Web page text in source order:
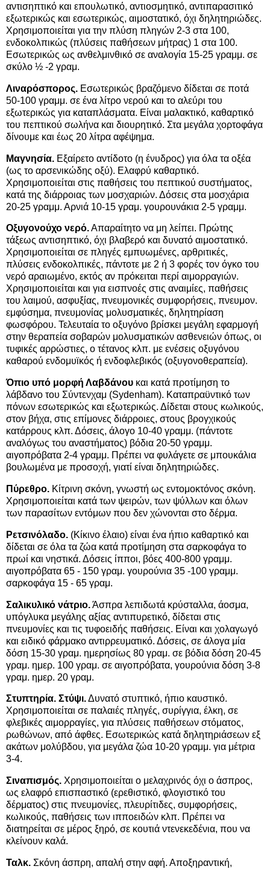
αντισηπτικό και επουλωτικό, αντιοσμητικό, αντιπαρασιτικό
εξωτερικώς και εσωτερικώς, αιμοστατικό, όχι δηλητηριώδες.
Χρησιμοποιείται για την πλύση πληγών 2-3 στα 100,
ενδοκολπικώς (πλύσεις παθήσεων μήτρας) 1 στα 100.
Εσωτερικώς ως ανθελμινθικό σε αναλογία 15-25 γραμμ. σε
σκύλο ½ -2 γραμ.
Λιναρόσπορος. Εσωτερικώς βραζόμενο δίδεται σε ποτά
50-100 γραμμ. σε ένα λίτρο νερού και το αλεύρι του
εξωτερικώς για καταπλάσματα. Είναι μαλακτικό, καθαρτικό
του πεπτικού σωλήνα και διουρητικό. Στα μεγάλα χορτοφάγα
δίνουμε και έως 20 λίτρα αφέψημα.
Μαγνησία. Εξαίρετο αντίδοτο (η ένυδρος) για όλα τα οξέα
(ως το αρσενικώδης οξύ). Ελαφρύ καθαρτικό.
Χρησιμοποιείται στις παθήσεις του πεπτικού συστήματος,
κατά της διάρροιας των μοσχαριών. Δόσεις στα μοσχάρια
20-25 γραμμ. Αρνιά 10-15 γραμ. γουρουνάκια 2-5 γραμμ.
Οξυγονούχο νερό.Απαραίτητο να μη λείπει. Πρώτης
τάξεως αντισηπτικό, όχι βλαβερό και δυνατό αιμοστατικό.
Χρησιμοποιείται σε πληγές εμπυωμένες, αρθριτικές,
πλύσεις ενδοκολπικές, πάντοτε με 2 ή 3 φορές τον όγκο του
νερό αραιωμένο, εκτός αν πρόκειται περί αιμορραγιών.
Χρησιμοποιείται και για εισπνοές στις αναιμίες, παθήσεις
του λαιμού, ασφυξίας, πνευμονικές συμφορήσεις, πνευμον.
εμφύσημα, πνευμονίας μολυσματικές, δηλητηρίαση
φωσφόρου. Τελευταία το οξυγόνο βρίσκει μεγάλη εφαρμογή
στην θεραπεία σοβαρών μολυσματικών ασθενειών όπως, οι
τυφικές αρρώστιες, ο τέτανος κλπ. με ενέσεις οξυγόνου
καθαρού ενδομυϊκός ή ενδοφλεβικός (οξυγονοθεραπεία).
Όπιο υπό μορφή Λαβδάνου και κατά προτίμηση το
λάβδανο του Σύντενχαμ (Sydenham). Καταπραϋντικό των
πόνων εσωτερικώς και εξωτερικώς. Δίδεται στους κωλικούς,
στον βήχα, στις επίμονες διάρροιες, στους βρογχικούς
κατάρρους κλπ. Δόσεις, άλογο 10-40 γραμμ. (πάντοτε
αναλόγως του αναστήματος) βόδια 20-50 γραμμ.
αιγοπρόβατα 2-4 γραμμ. Πρέπει να φυλάγετε σε μπουκάλια
βουλωμένα με προσοχή, γιατί είναι δηλητηριώδες.
Πύρεθρο. Κίτρινη σκόνη, γνωστή ως εντομοκτόνος σκόνη.
Χρησιμοποιείται κατά των ψειρών, των ψύλλων και όλων
των παρασίτων εντόμων που δεν χώνονται στο δέρμα.
Ρετσινόλαδο. (Κίκινο έλαιο) είναι ένα ήπιο καθαρτικό και
δίδεται σε όλα τα ζώα κατά προτίμηση στα σαρκοφάγα το
πρωί και νηστικά. Δόσεις ίπποι, βόες 400-800 γραμμ.
αιγοπρόβατα 65 - 150 γραμ. γουρούνια 35 -100 γραμμ.
σαρκοφάγα 15 - 65 γραμ.
Σαλικυλικό νάτριο.Άσπρα λεπιδωτά κρύσταλλα, άοσμα,
υπόγλυκα μεγάλης αξίας αντιπυρετικό, δίδεται στις
πνευμονίες και τις τυφοειδής παθήσεις. Είναι και χολαγωγό
και ειδικό φάρμακο αντιρρευματικό. Δόσεις, σε άλογα μία
δόση 15-30 γραμ. ημερησίως 80 γραμ. σε βόδια δόση 20-45
γραμ. ημερ. 100 γραμ. σε αιγοπρόβατα, γουρούνια δόση 3-8
γραμ. ημερ. 20 γραμ.
Στυπτηρία. Στύψι.Δυνατό στυπτικό, ήπιο καυστικό.
Χρησιμοποιείται σε παλαιές πληγές, συρίγγια, έλκη, σε
φλεβικές αιμορραγίες, για πλύσεις παθήσεων στόματος,
ρωθώνων, από άφθες. Εσωτερικώς κατά δηλητηριάσεων εξ
ακάτων μολύβδου, για μεγάλα ζώα 10-20 γραμμ. για μέτρια
3-4.
Σιναπισμός. Χρησιμοποιείται ο μελαχρινός όχι ο άσπρος,
ως ελαφρό επισπαστικό (ερεθιστικό, φλογιστικό του
δέρματος) στις πνευμονίες, πλευρίτιδες, συμφορήσεις,
κωλικούς, παθήσεις των ιπποειδών κλπ. Πρέπει να
διατηρείται σε μέρος ξηρό, σε κουτιά ντενεκεδένια, που να
κλείνουν καλά.
Ταλκ. Σκόνη άσπρη, απαλή στην αφή. Αποξηραντική,